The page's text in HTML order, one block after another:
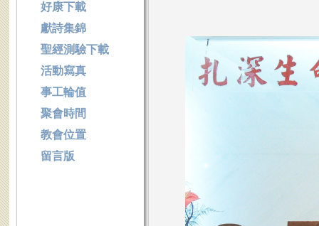
好康下載
獻詩集錦
聖經測驗下載
活動寫真
事工輪值
聚會時間
教會位置
留言版